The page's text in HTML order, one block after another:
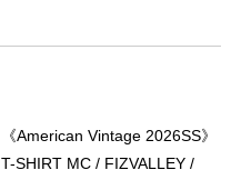
《American Vintage 2026SS》
T-SHIRT MC / FIZVALLEY /